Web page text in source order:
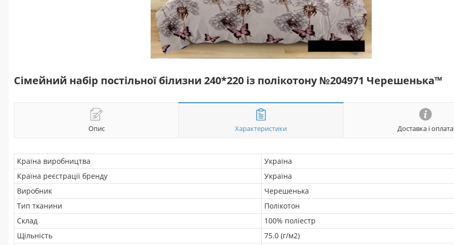
Сімейний набір постільної білизни 240*220 із полікотону №204971 Черешенька™
Опис Характеристики Доставка і оплата
Країна виробництва
Україна
Країна реєстрації бренду
Україна
Виробник
Черешенька
Тип тканини
Полікотон
Склад
100% поліестр
Щільність
75.0 (г/м2)